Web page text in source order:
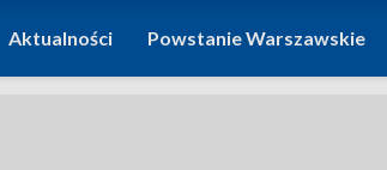
Aktualności Powstanie Warszawskie